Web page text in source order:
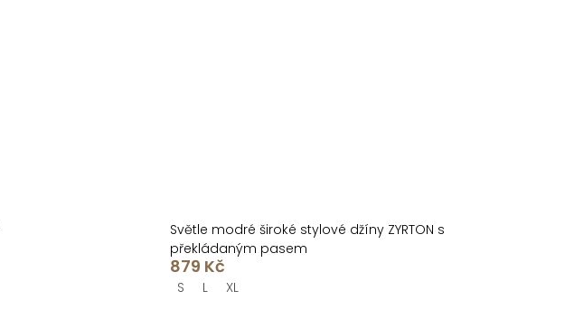
Světle modré široké stylové džíny ZYRTON s
překládaným pasem
879 Kč
S L XL